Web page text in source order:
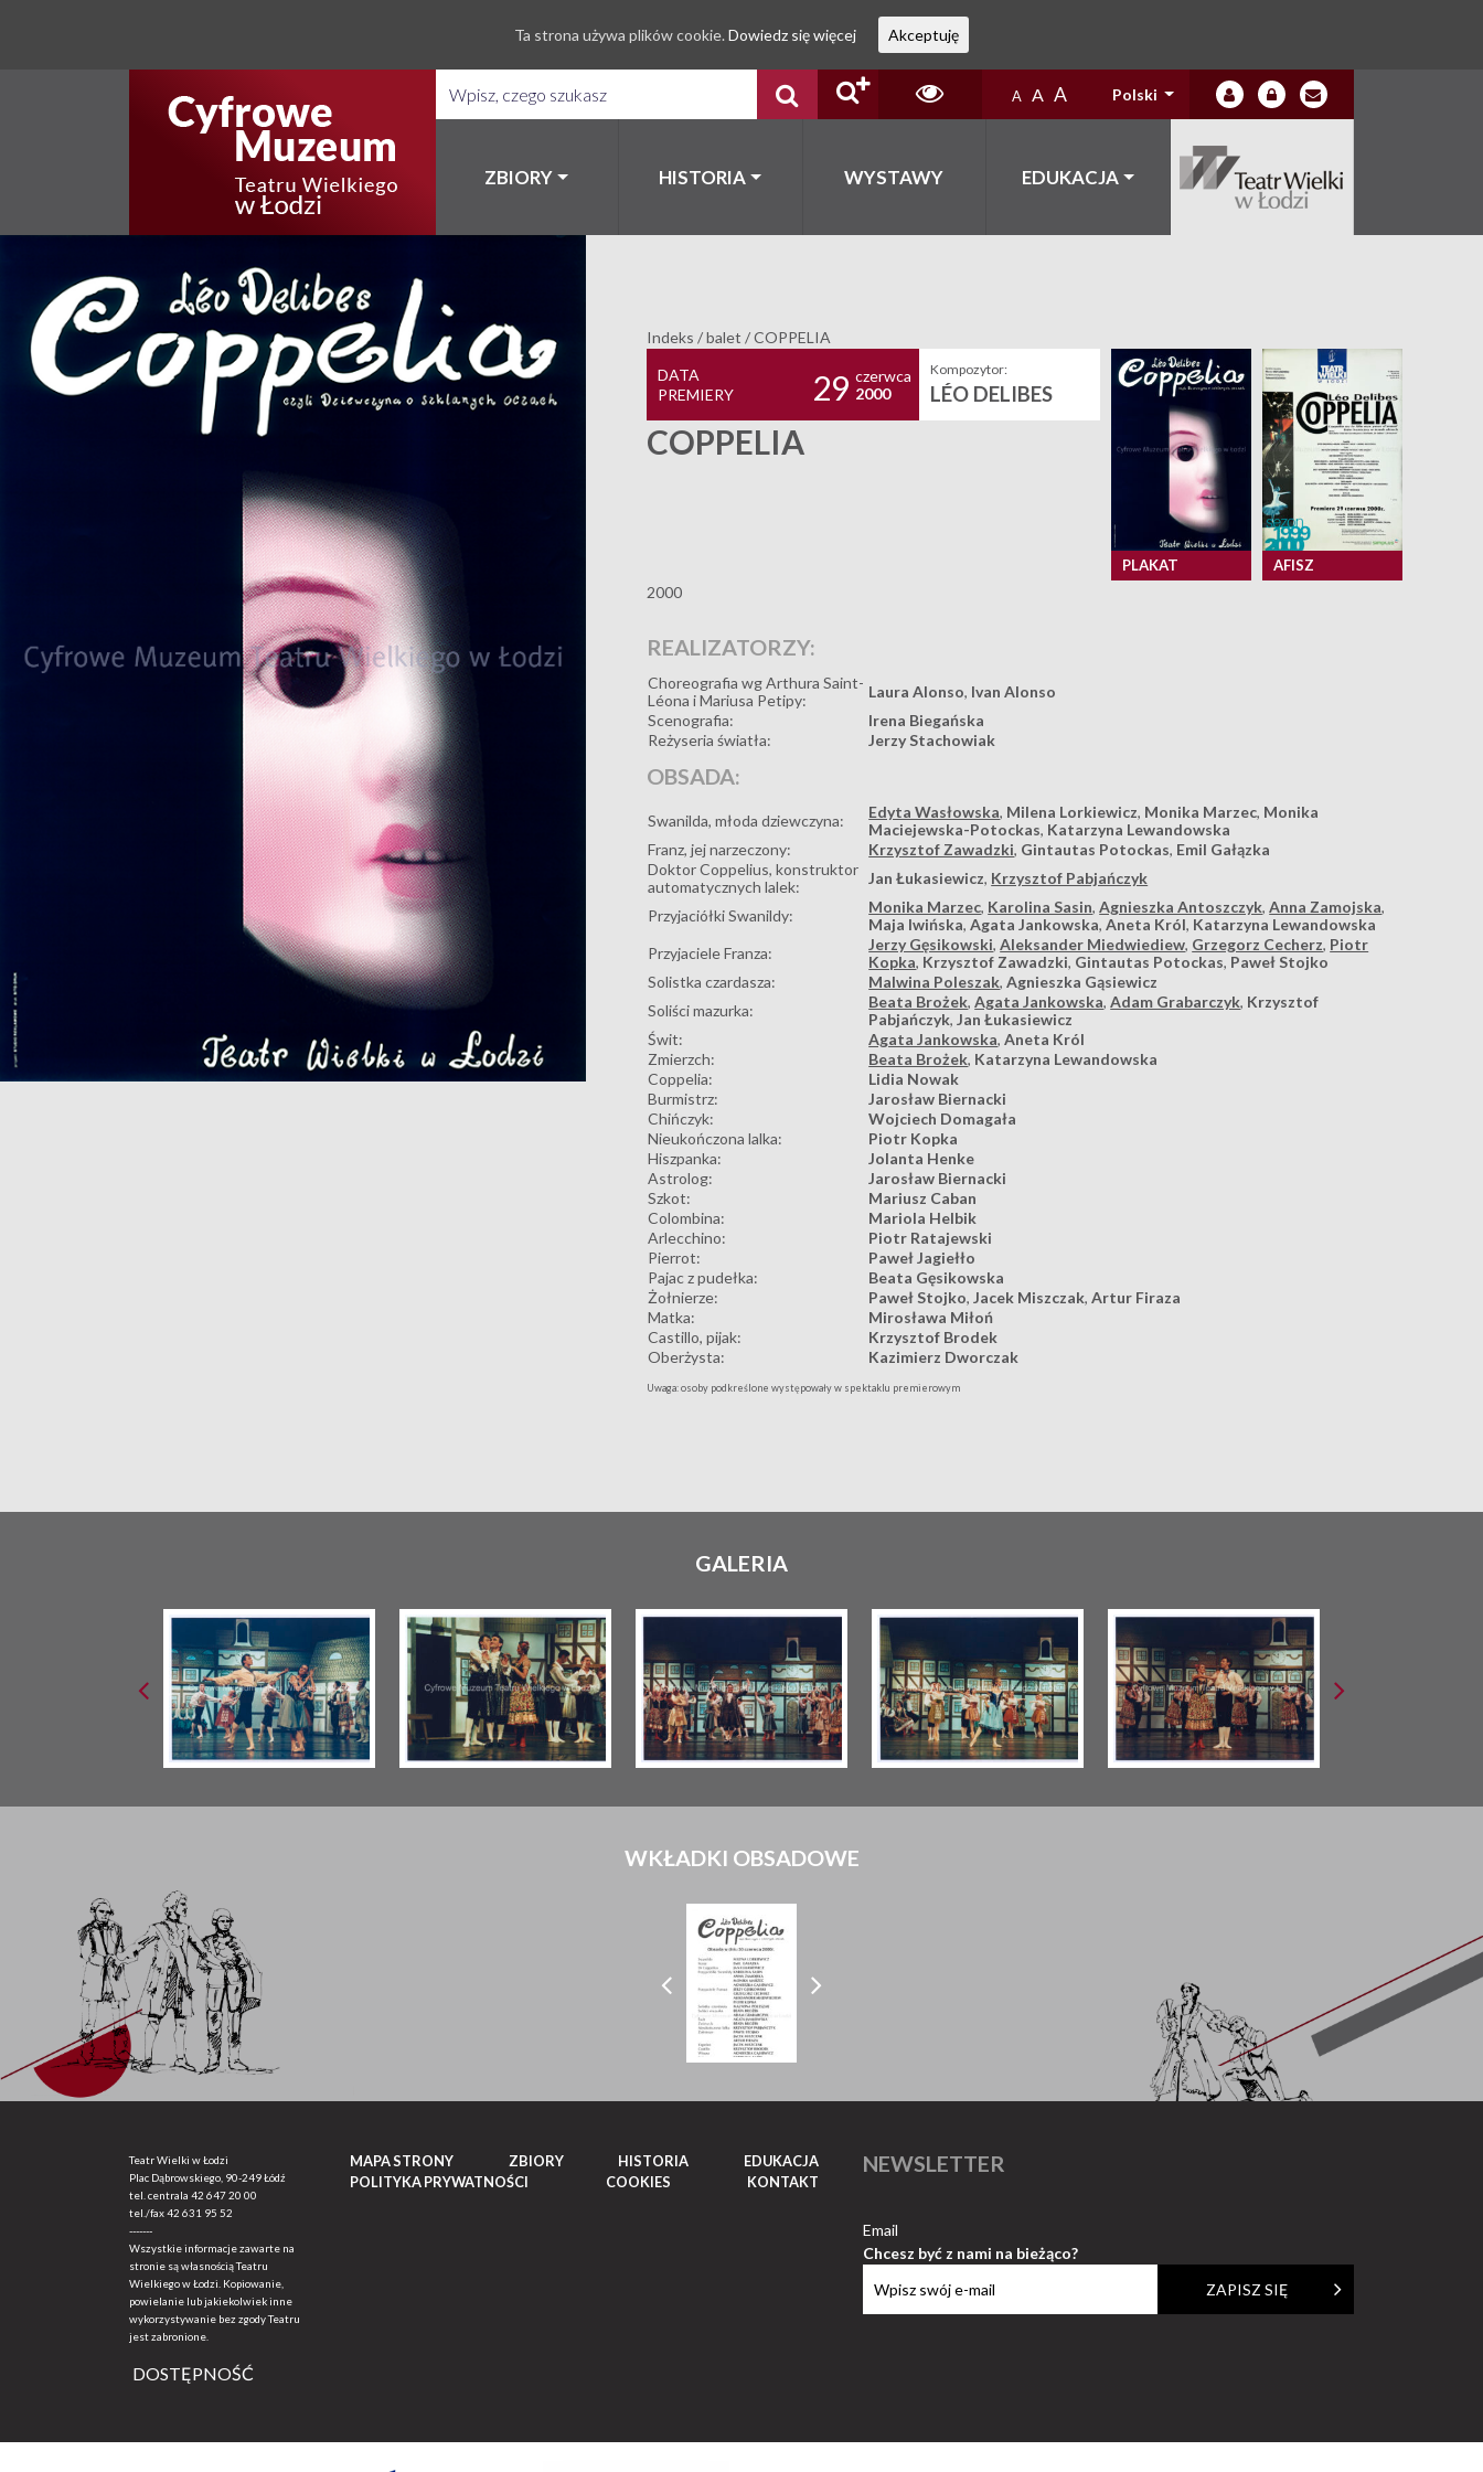
A A A Polski
ZBIORY HISTORIA WYSTAWY EDUKACJA
Indeks /balet /COPPELIA
DATA
PREMIERY
29 czerwca
2000
Kompozytor:
LÉO DELIBES
COPPELIA
PLAKAT AFISZ
2000
REALIZATORZY:
Choreografia wg Arthura Saint-
Léona i Mariusa Petipy:
Laura Alonso, Ivan Alonso
Scenografia:
Irena Biegańska
Reżyseria światła:
Jerzy Stachowiak
OBSADA:
Swanilda, młoda dziewczyna: Edyta Wasłowska, Milena Lorkiewicz, Monika Marzec, Monika
Maciejewska-Potockas, Katarzyna Lewandowska
Franz, jej narzeczony:
Krzysztof Zawadzki, Gintautas Potockas, Emil Gałązka
Doktor Coppelius, konstruktor
automatycznych lalek:
Jan Łukasiewicz, Krzysztof Pabjańczyk
Przyjaciółki Swanildy:
Monika Marzec, Karolina Sasin,Agnieszka Antoszczyk,Anna Zamojska,
Maja Iwińska,Agata Jankowska,Aneta Król, Katarzyna Lewandowska
Przyjaciele Franza:
Jerzy Gęsikowski,Aleksander Miedwiediew, Grzegorz Cecherz, Piotr
Kopka, Krzysztof Zawadzki, Gintautas Potockas, Paweł Stojko
Solistka czardasza:
Malwina Poleszak,Agnieszka Gąsiewicz
Soliści mazurka:
Beata Brożek,Agata Jankowska,Adam Grabarczyk, Krzysztof
Pabjańczyk,Jan Łukasiewicz
Świt:
Agata Jankowska,Aneta Król
Zmierzch:
Beata Brożek, Katarzyna Lewandowska
Coppelia:
Lidia Nowak
Burmistrz:
Jarosław Biernacki
Chińczyk:
Wojciech Domagała
Nieukończona lalka:
Piotr Kopka
Hiszpanka:
Jolanta Henke
Astrolog:
Jarosław Biernacki
Szkot:
Mariusz Caban
Colombina:
Mariola Helbik
Arlecchino:
Piotr Ratajewski
Pierrot:
Paweł Jagiełło
Pajac z pudełka:
Beata Gęsikowska
Żołnierze:
Paweł Stojko,Jacek Miszczak,Artur Firaza
Matka:
Mirosława Miłoń
Castillo, pijak:
Krzysztof Brodek
Oberżysta:
Kazimierz Dworczak
Uwaga: osoby podkreślone występowały w spektaklu premierowym
GALERIA
WKŁADKI OBSADOWE
Teatr Wielki w Łodzi
Plac Dąbrowskiego, 90-249 Łódź
tel. centrala 42 647 20 00
tel./fax42 631 95 52
-------
Wszystkie informacje zawarte na
stronie są własnością Teatru
Wielkiego w Łodzi. Kopiowanie,
powielanie lub jakiekolwiek inne
wykorzystywanie bez zgody Teatru
jest zabronione.
DOSTĘPNOŚĆ
MAPA STRONY ZBIORY HISTORIA
EDUKACJA
POLITYKA PRYWATNOŚCI
COOKIES KONTAKT
NEWSLETTER
Email
Chcesz być z nami na bieżąco?
Ta strona używa plików cookie. Dowiedz się więcej Akceptuję